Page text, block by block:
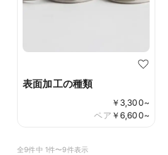
表面加工の種類
￥ 3,300~
￥ 6,600~
ペア
全9件中 1件〜9件表示